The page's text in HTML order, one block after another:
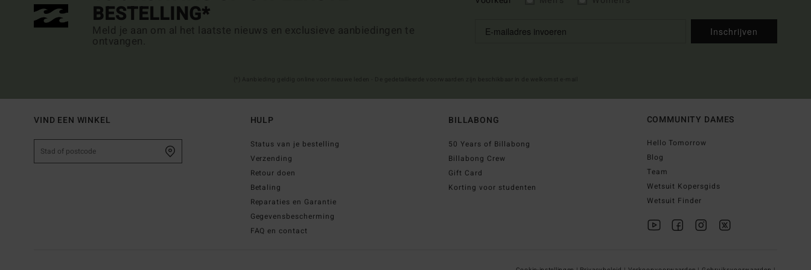
BESTELLING*
Meld je aan om al het laatste nieuws en exclusieve aanbiedingen te
ontvangen.
Inschrijven
VIND EEN WINKEL HULP
Status van je bestelling
Verzending
Retour doen
Betaling
Reparaties en Garantie
Gegevensbescherming
FAQ en contact
BILLABONG
50 Years of Billabong
Billabong Crew
Gift Card
Korting voor studenten
COMMUNITY DAMES
Hello Tomorrow
Blog
Team
Wetsuit Kopersgids
Wetsuit Finder